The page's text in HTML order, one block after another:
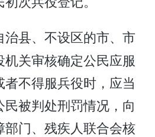
治县、不设区的市、市
关审核确定公民应服
不得服兵役时，应当
被判处刑罚情况，向
部门、残疾人联合会核